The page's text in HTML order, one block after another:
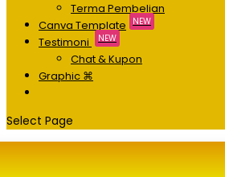
Terma Pembelian
Canva Template
NEW
Testimoni NEW
Chat & Kupon
Graphic ⌘
Select Page